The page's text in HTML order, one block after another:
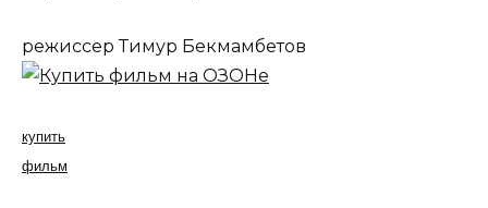
режиссер Тимур Бекмамбетов
купить
фильм